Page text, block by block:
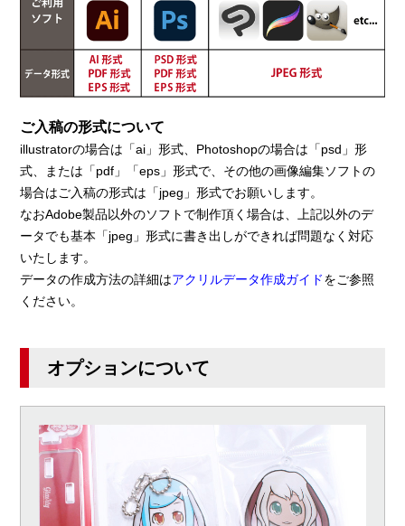
ご入稿の形式について
illustratorの場合は「ai」形式、Photoshopの場合は「psd」形
式、または「pdf」「eps」形式で、その他の画像編集ソフトの
場合はご入稿の形式は「jpeg」形式でお願いします。
なおAdobe製品以外のソフトで制作頂く場合は、上記以外のデ
ータでも基本「jpeg」形式に書き出しができれば問題なく対応
いたします。
データの作成方法の詳細はアクリルデータ作成ガイドをご参照
ください。
オプションについて